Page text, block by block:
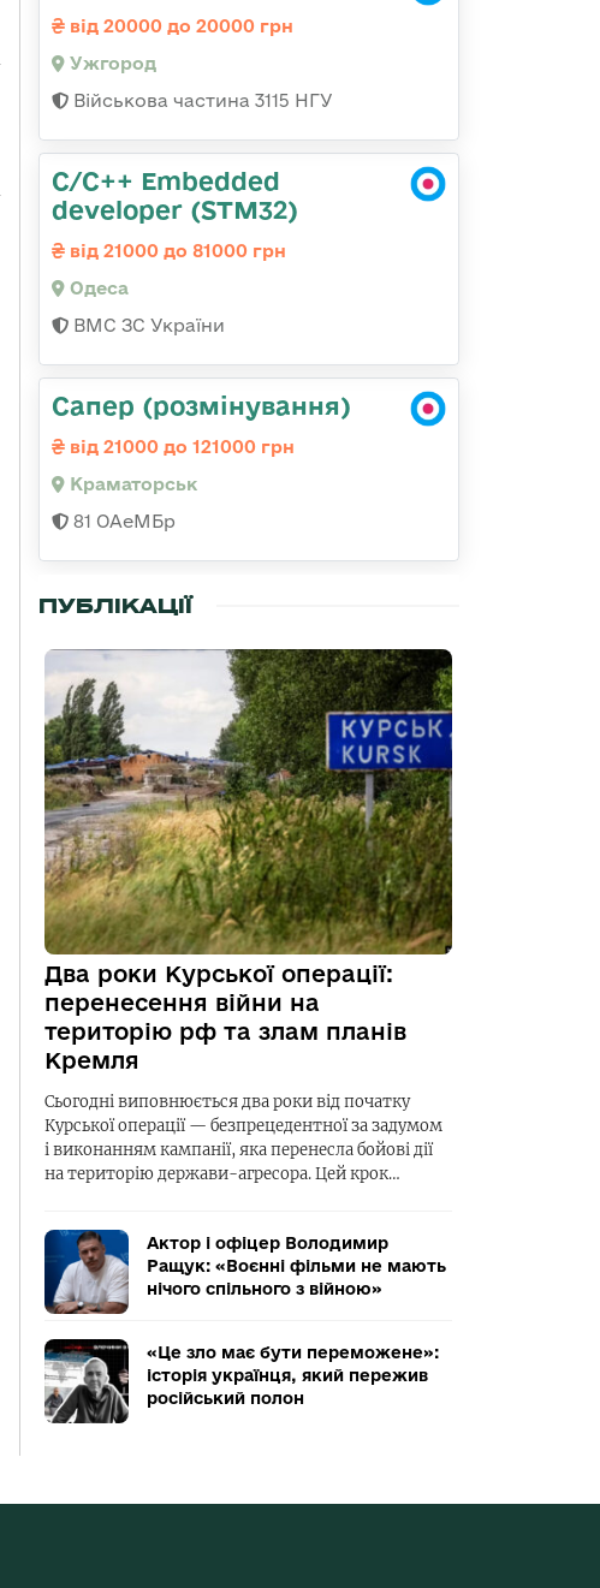
від 20000 до 20000 грн
Ужгород
Військова частина 3115 НГУ
C/C++ Embedded
developer (STM32)
від 21000 до 81000 грн
Одеса
ВМС ЗС України
Сапер (розмінування)
від 21000 до 121000 грн
Краматорськ
81 ОАеМБр
ПУБЛІКАЦІЇ
Два роки Курської операції:
перенесення війни на
територію рф та злам планів
Кремля
Сьогодні виповнюється два роки від початку
Курської операції — безпрецедентної за задумом
і виконанням кампанії, яка перенесла бойові дії
на територію держави-агресора. Цей крок…
Актор і офіцер Володимир
Ращук: «Воєнні фільми не мають
нічого спільного з війною»
«Це зло має бути переможене»:
історія українця, який пережив
російський полон